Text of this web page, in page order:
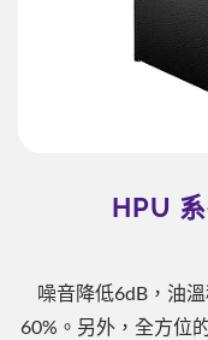
體積縮小40-
機升級，一步
產